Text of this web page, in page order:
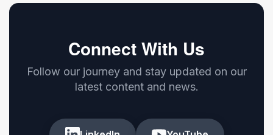
Connect With Us
Follow our journey and stay updated on our
latest content and news.